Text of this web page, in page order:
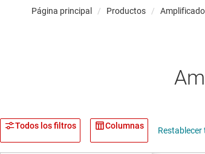
Página principal / Productos /
Todos los filtros Columnas Restablecer